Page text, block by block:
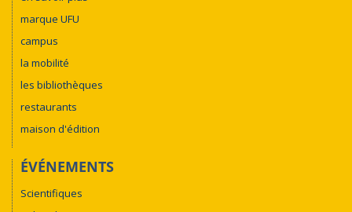
marque UFU
campus
la mobilité
les bibliothèques
restaurants
maison d'édition
ÉVÉNEMENTS
Scientifiques